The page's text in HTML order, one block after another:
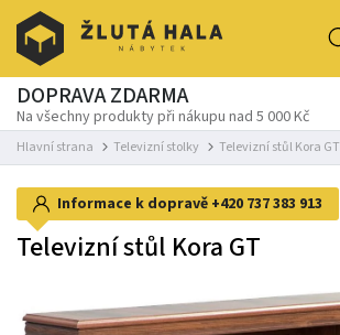
DOPRAVA ZDARMA
Na všechny produkty při nákupu nad 5 000 Kč
Hlavní strana Televizní stolky Televizní stůl Kora GT
Informace k dopravě +420 737 383 913
Televizní stůl Kora GT